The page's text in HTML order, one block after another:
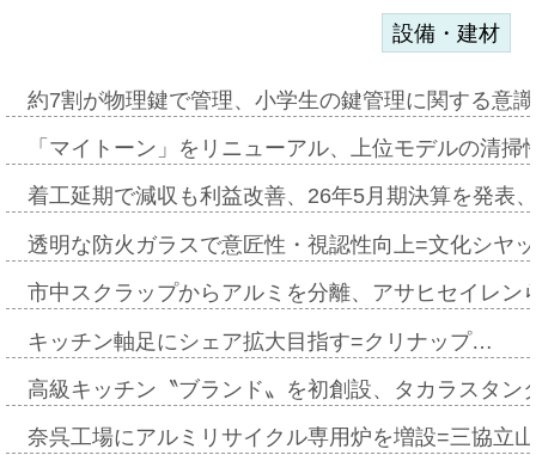
設備・建材
約7割が物理鍵で管理、小学生の鍵管理に関する意
「マイトーン」をリニューアル、上位モデルの清
着工延期で減収も利益改善、26年5月期決算を発表
透明な防火ガラスで意匠性・視認性向上=文化シヤ
市中スクラップからアルミを分離、アサヒセイレ
キッチン軸足にシェア拡大目指す=クリナップ…
高級キッチン〝ブランド〟を初創設、タカラスタ
奈呉工場にアルミリサイクル専用炉を増設=三協立